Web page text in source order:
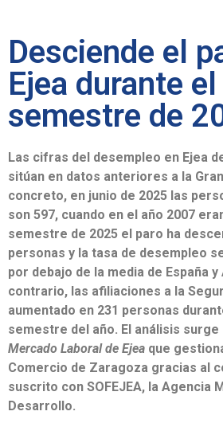
Desciende el
Ejea durante
semestre de
Las cifras del desempleo en Ejea
sitúan en datos anteriores a la
concreto, en junio de 2025 las
son 597, cuando en el año 2007
semestre de 2025 el paro ha
personas y la tasa de desempleo
por debajo de la media de España
contrario, las afiliaciones a la
aumentado en 231 personas
semestre del año. El análisis surge
Mercado Laboral de Ejea que
Comercio de Zaragoza gracias al
suscrito con SOFEJEA, la Agencia
Desarrollo.